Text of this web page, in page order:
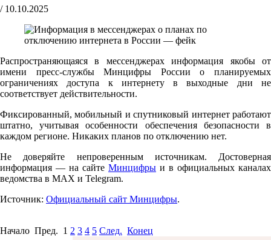
/ 10.10.2025
Распространяющаяся в мессенджерах информация якобы от
имени пресс-службы Минцифры России о планируемых
ограничениях доступа к интернету в выходные дни не
соответствует действительности.
Фиксированный, мобильный и спутниковый интернет работают
штатно, учитывая особенности обеспечения безопасности в
каждом регионе. Никаких планов по отключению нет.
Не доверяйте непроверенным источникам. Достоверная
информация — на сайте Минцифры и в официальных каналах
ведомства в MAX и Telegram.
Источник: Официальный сайт Минцифры.
Начало Пред. 1 2 3 4 5 След. Конец